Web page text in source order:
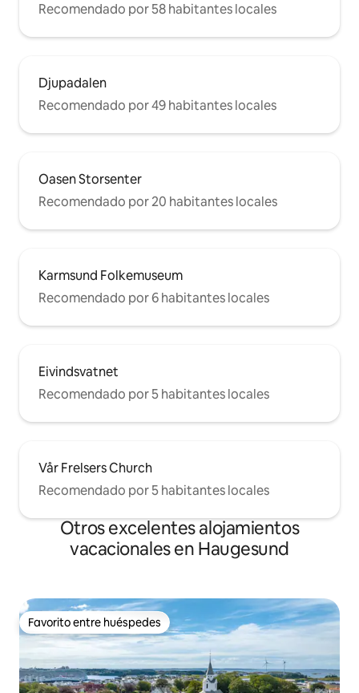
Recomendado por 58 habitantes locales
Djupadalen
Recomendado por 49 habitantes locales
Oasen Storsenter
Recomendado por 20 habitantes locales
Karmsund Folkemuseum
Recomendado por 6 habitantes locales
Eivindsvatnet
Recomendado por 5 habitantes locales
Vår Frelsers Church
Recomendado por 5 habitantes locales
Otros excelentes alojamientos
vacacionales en Haugesund
Favorito entre huéspedes
Favorito entre huéspedes